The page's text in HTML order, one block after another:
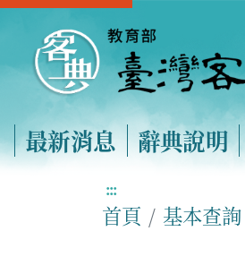
最新消息 辭典說明
:::
首頁 基本查詢